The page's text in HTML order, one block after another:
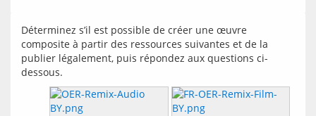
Déterminez s’il est possible de créer une œuvre
composite à partir des ressources suivantes et de la
publier légalement, puis répondez aux questions ci-